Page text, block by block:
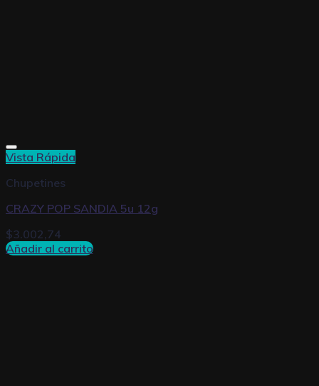
Vista Rápida
Chupetines
CRAZY POP SANDIA 5u 12g
$3.002,74
Añadir al carrito